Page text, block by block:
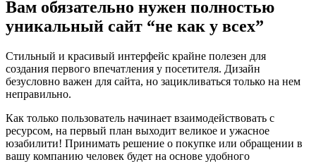
Вам обязательно нужен полностью
уникальный сайт “не как у всех”
Стильный и красивый интерфейс крайне полезен для
создания первого впечатления у посетителя. Дизайн
безусловно важен для сайта, но зацикливаться только на нем
неправильно.
Как только пользователь начинает взаимодействовать с
ресурсом, на первый план выходит великое и ужасное
юзабилити! Принимать решение о покупке или обращении в
вашу компанию человек будет на основе удобного